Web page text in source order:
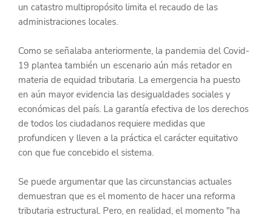
un catastro multipropósito limita el recaudo de las
administraciones locales.
Como se señalaba anteriormente, la pandemia del Covid-
19 plantea también un escenario aún más retador en
materia de equidad tributaria. La emergencia ha puesto
en aún mayor evidencia las desigualdades sociales y
económicas del país. La garantía efectiva de los derechos
de todos los ciudadanos requiere medidas que
profundicen y lleven a la práctica el carácter equitativo
con que fue concebido el sistema.
Se puede argumentar que las circunstancias actuales
demuestran que es el momento de hacer una reforma
tributaria estructural. Pero, en realidad, el momento "ha